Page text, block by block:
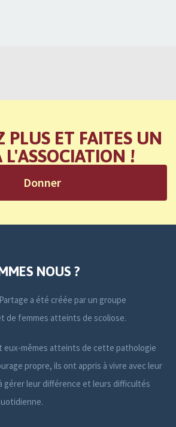
PLUS ET FAITES UN
L'ASSOCIATION !
Donner
NOUS ?
a été créée par un groupe
de femmes atteints de scoliose.
eux-mêmes atteints de cette pathologie
propre, ils ont appris à vivre avec leur
gérer leur différence et leurs difficultés